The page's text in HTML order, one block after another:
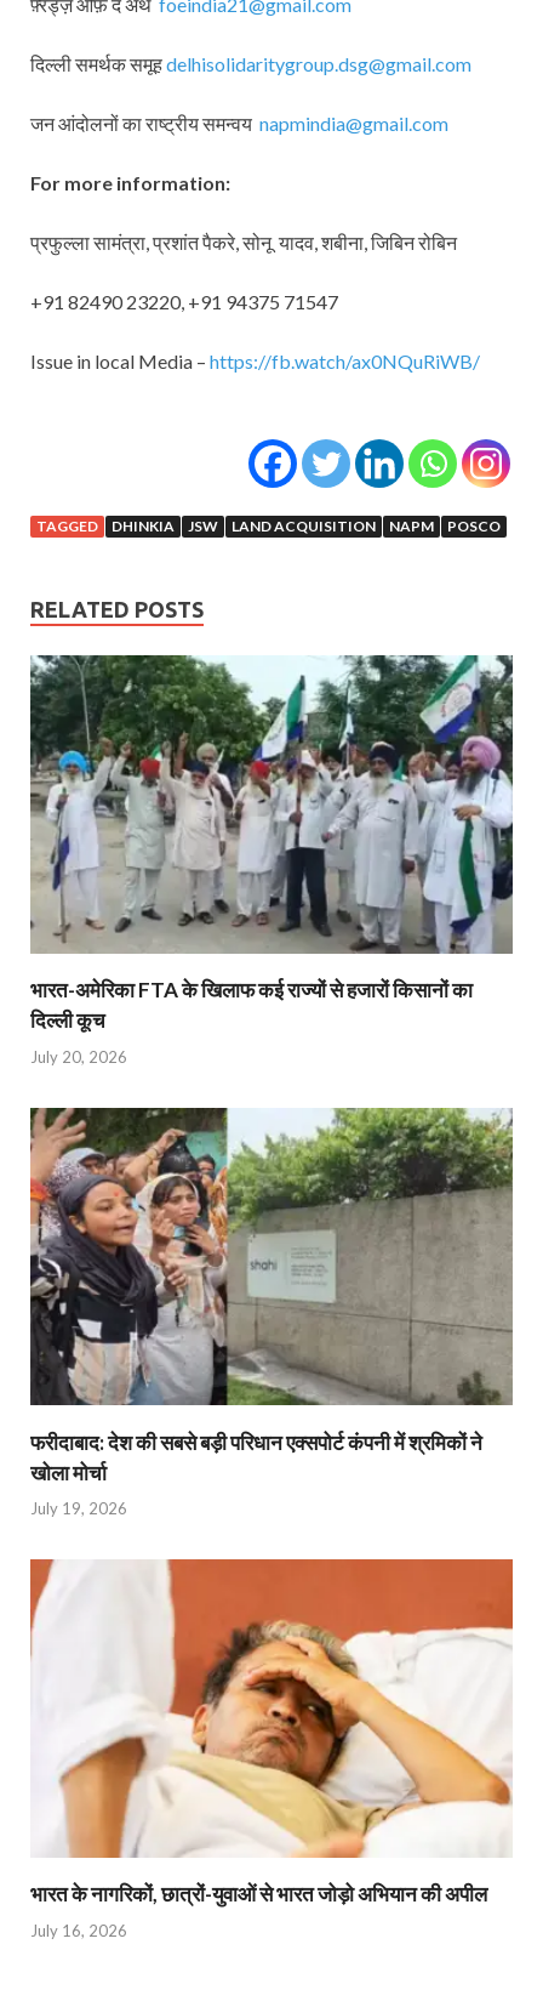
दिल्ली समर्थक समूहdelhisolidaritygroup.dsg@gmail.com
जन आंदोलनों का राष्ट्रीय समन्वय napmindia@gmail.com
For more information:
प्रफुल्ला सामंत्रा, प्रशांत पैकरे, सोनू यादव, शबीना, जिबिन रोबिन
+91 82490 23220, +91 94375 71547
Issue in local Media – https://fb.watch/ax0NQuRiWB/
TAGGED DHINKIA JSW LAND ACQUISITION NAPM POSCO
RELATED POSTS
भारत-अमेरिका FTA के खिलाफ कई राज्यों से हजारों किसानों का
दिल्ली कूच
July 20, 2026
फरीदाबाद: देश की सबसे बड़ी परिधान एक्सपोर्ट कंपनी में श्रमिकों ने
खोला मोर्चा
July 19, 2026
भारत के नागरिकों, छात्रों-युवाओं से भारत जोड़ो अभियान की अपील
July 16, 2026